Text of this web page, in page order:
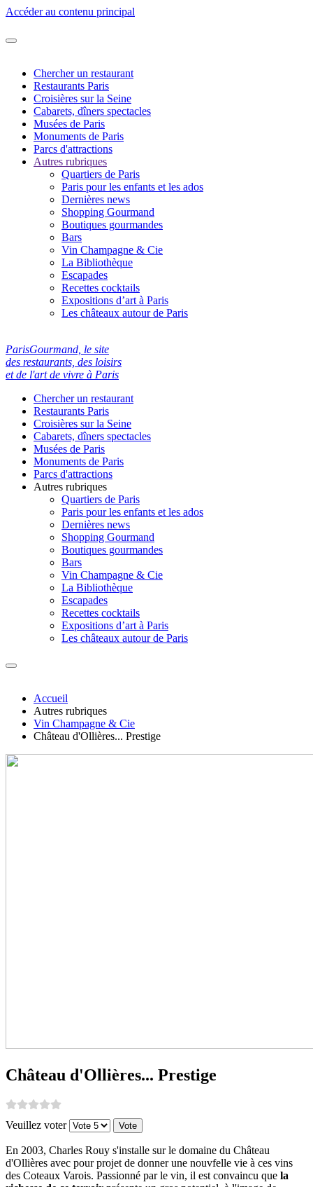
Accéder au contenu principal
Chercher un restaurant
Restaurants Paris
Croisières sur la Seine
Cabarets, dîners spectacles
Musées de Paris
Monuments de Paris
Parcs d'attractions
Autres rubriques
Quartiers de Paris
Paris pour les enfants et les ados
Dernières news
Shopping Gourmand
Boutiques gourmandes
Bars
Vin Champagne & Cie
La Bibliothèque
Escapades
Recettes cocktails
Expositions d’art à Paris
Les châteaux autour de Paris
ParisGourmand, le site
des restaurants, des loisirs
et de l'art de vivre à Paris
Chercher un restaurant
Restaurants Paris
Croisières sur la Seine
Cabarets, dîners spectacles
Musées de Paris
Monuments de Paris
Parcs d'attractions
Autres rubriques
Quartiers de Paris
Paris pour les enfants et les ados
Dernières news
Shopping Gourmand
Boutiques gourmandes
Bars
Vin Champagne & Cie
La Bibliothèque
Escapades
Recettes cocktails
Expositions d’art à Paris
Les châteaux autour de Paris
Accueil
Autres rubriques
Vin Champagne & Cie
Château d'Ollières... Prestige
Château d'Ollières... Prestige
Veuillez voter
En 2003, Charles Rouy s'installe sur le domaine du Château
d'Ollières avec pour projet de donner une nouvfelle vie à ces vins
des Coteaux Varois. Passionné par le vin, il est convaincu que la